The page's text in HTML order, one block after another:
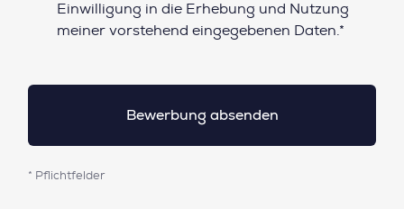
Einwilligung in die Erhebung und Nutzung
meiner vorstehend eingegebenen Daten.*
* Pflichtfelder